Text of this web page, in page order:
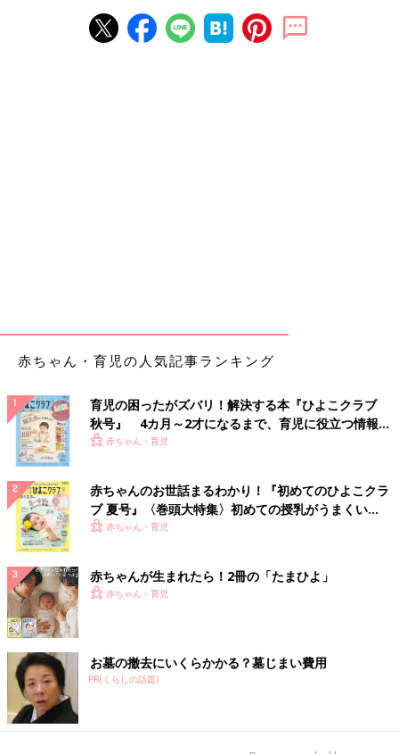
赤ちゃん・育児の人気記事ランキング
育児の困ったがズバリ！解決する本『ひよこクラブ
秋号』 4カ月～2才になるまで、育児に役立つ情報が
いっぱい！
赤ちゃん・育児
赤ちゃんのお世話まるわかり！『初めてのひよこクラ
ブ 夏号』〈巻頭大特集〉初めての授乳がうまくい
く！ おっぱい・ミルクの基本と夏のトラブル 解決テ
赤ちゃん・育児
赤ちゃんが生まれたら！2冊の「たまひよ」
赤ちゃん・育児
お墓の撤去にいくらかかる？墓じまい費用
PR(くらしの話題)